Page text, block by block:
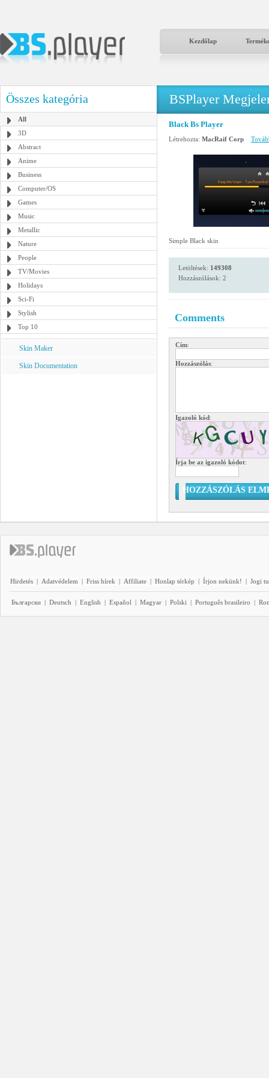
Kezdőlap
Összes kategória
All
3D
Abstract
Anime
Business
Computer/OS
Games
Music
Metallic
Nature
People
TV/Movies
Holidays
Sci-Fi
Stylish
Top 10
Skin Maker
Skin Documentation
BSPlayer
Black Bs Player
Létrehozta: MacRaif Corp
Simple Black skin
Letöltések: 149308
Hozzászólások: 2
Comments
Cím:
Hozzászólás:
Igazoló kód:
Írja be az igazoló kódot:
HOZZÁSZÓLÁS
Hirdetés | Adatvédelem | Friss hírek | Affiliate | Honlap térkép | Írjon nekünk! | Jogi
Български | Deutsch | English | Español | Magyar | Polski | Português brasileiro |